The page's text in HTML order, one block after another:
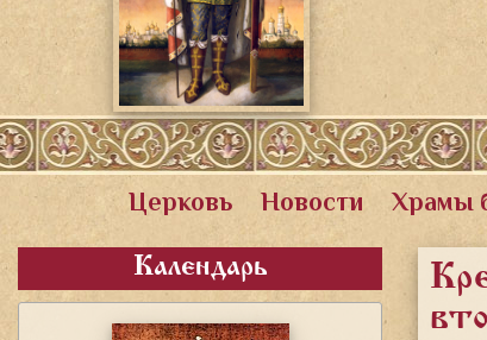
Церковь Новости Храмы
Календарь